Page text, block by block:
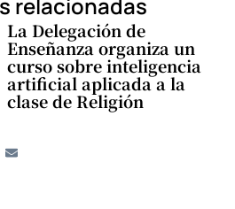
La Delegación de
Enseñanza organiza un
curso sobre inteligencia
artificial aplicada a la
clase de Religión